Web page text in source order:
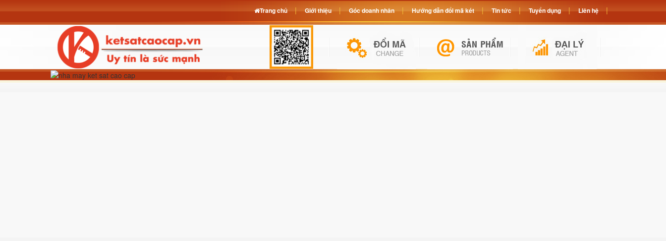
Trang chủ Giới thiệu Góc doanh nhân Hướng dẫn đổi mã két Tin tức Tuyển dụng Liên hệ